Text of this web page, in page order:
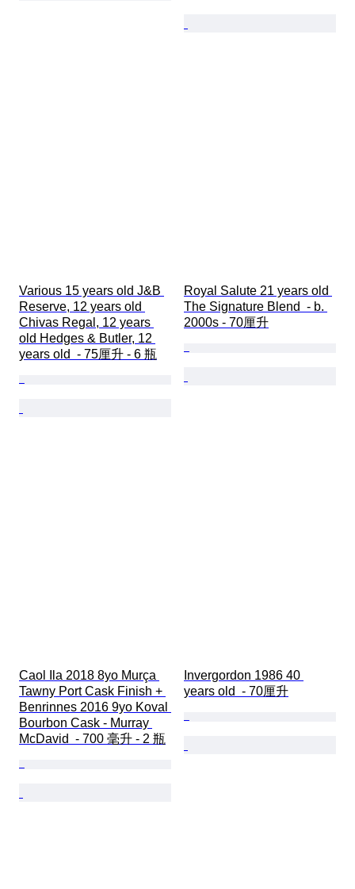
Various 15 years old J&B
Reserve, 12 years old
Chivas Regal, 12 years
old Hedges & Butler, 12
years old  - 75厘升 - 6 瓶
Royal Salute 21 years old
The Signature Blend  - b.
2000s - 70厘升
Caol Ila 2018 8yo Murça
Tawny Port Cask Finish +
Benrinnes 2016 9yo Koval
Bourbon Cask - Murray
McDavid  - 700 毫升 - 2 瓶
Invergordon 1986 40
years old  - 70厘升